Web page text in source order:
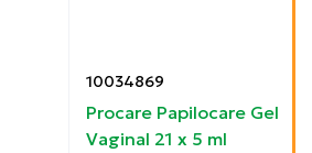
10034869
Procare Papilocare Gel
Vaginal 21 x 5 ml